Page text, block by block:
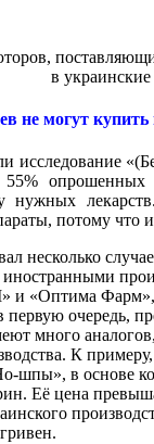
в украинские
не могут
исследование
опрошенных
нужных
потому что
несколько
иностранными
и «Оптима Фарм»,
первую очередь,
много
К
шпы», в основе
Её цена